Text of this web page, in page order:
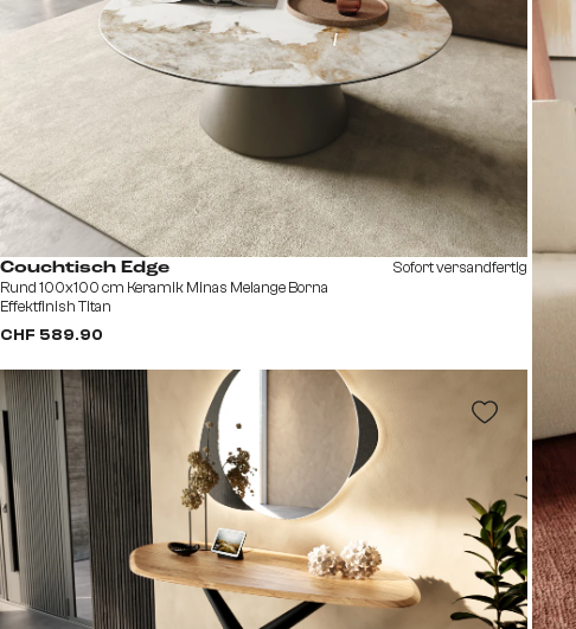
Couchtisch Edge
Rund 100x100 cm Keramik Minas Melange Borna
Effektfinish Titan
CHF 589.90
Sofort versandfertig